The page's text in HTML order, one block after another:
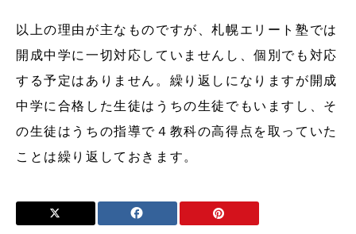
以上の理由が主なものですが、札幌エリート塾では
開成中学に一切対応していませんし、個別でも対応
する予定はありません。繰り返しになりますが開成
中学に合格した生徒はうちの生徒でもいますし、そ
の生徒はうちの指導で４教科の高得点を取っていた
ことは繰り返しておきます。